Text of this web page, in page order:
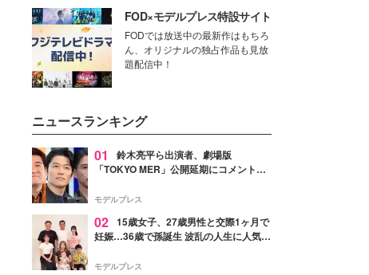
FOD×モデルプレス特設サイト
FODでは放送中の最新作はもちろ
ん、オリジナルの独占作品も見放
題配信中！
ニュースランキング
01
鈴木亮平ら出演者、劇場版
「TOKYO MER」公開延期にコメント
最大の敬意とエールを」
モデルプレス
02 15歳女子、27歳男性と交際1ヶ月で
妊娠…36歳で孫誕生 波乱の人生に人気タ
よ！」
モデルプレス